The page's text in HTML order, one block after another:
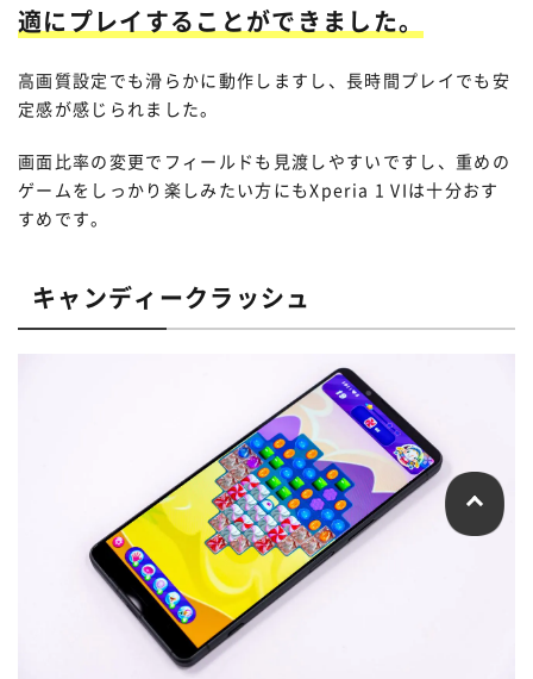
適にプレイすることができました。
高画質設定でも滑らかに動作しますし、長時間プレイでも安
定感が感じられました。
画面比率の変更でフィールドも見渡しやすいですし、重めの
ゲームをしっかり楽しみたい方にもXperia 1 VIは十分おす
すめです。
キャンディークラッシュ